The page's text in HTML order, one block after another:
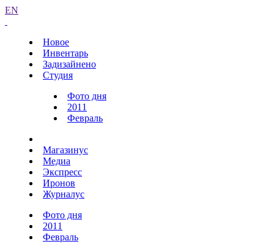
EN
Новое
Инвентарь
Задизайнено
Студия
Фото дня
2011
Февраль
Магазинус
Медиа
Экспресс
Иронов
Журналус
Фото дня
2011
Февраль